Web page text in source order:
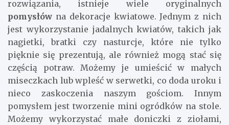
rozwiązania, istnieje wiele oryginalnych
pomysłów na dekoracje kwiatowe. Jednym z nich
jest wykorzystanie jadalnych kwiatów, takich jak
nagietki, bratki czy nasturcje, które nie tylko
pięknie się prezentują, ale również mogą stać się
częścią potraw. Możemy je umieścić w małych
miseczkach lub wpleść w serwetki, co doda uroku i
nieco zaskoczenia naszym gościom. Innym
pomysłem jest tworzenie mini ogródków na stole.
Możemy wykorzystać małe doniczki z ziołami,